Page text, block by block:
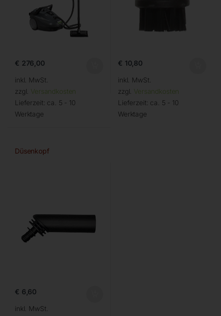
€ 276,00
inkl. MwSt.
zzgl. Versandkosten
Lieferzeit: ca. 5 - 10
Werktage
€ 10,80
inkl. MwSt.
zzgl. Versandkosten
Lieferzeit: ca. 5 - 10
Werktage
Düsenkopf
€ 6,60
inkl. MwSt.